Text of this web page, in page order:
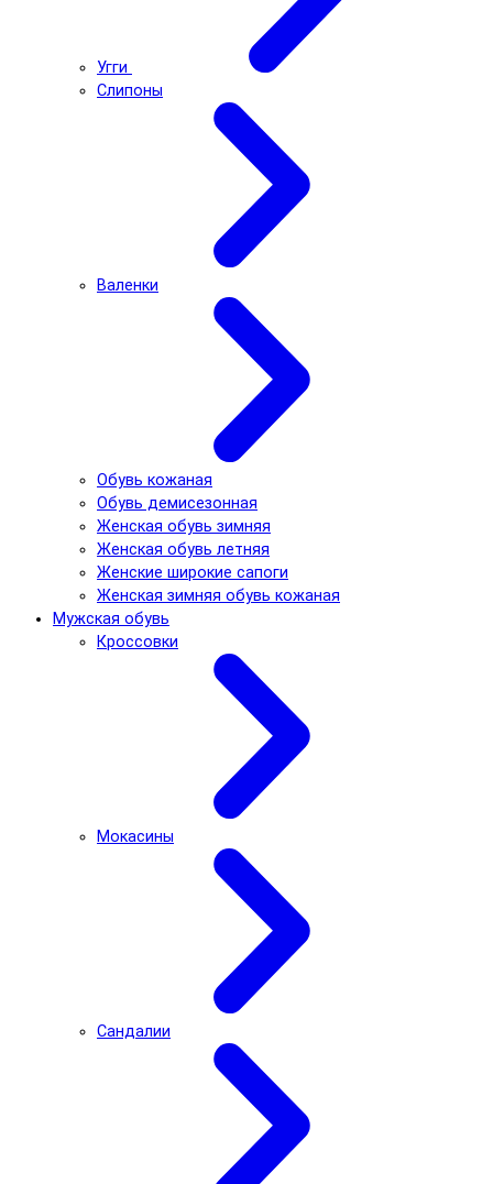
Угги
Слипоны
Валенки
Обувь кожаная
Обувь демисезонная
Женская обувь зимняя
Женская обувь летняя
Женские широкие сапоги
Женская зимняя обувь кожаная
Мужская обувь
Кроссовки
Мокасины
Сандалии